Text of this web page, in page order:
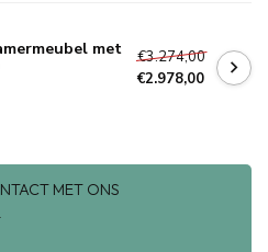
met
€3.274,00
€2.978,00
MET ONS